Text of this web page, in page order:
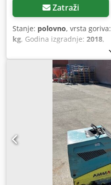
Zatraži
Stanje: polovno, vrsta goriva:
kg, Godina izgradnje: 2018,